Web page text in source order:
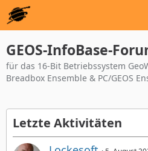
GEOS-InfoBase-
für das 16-Bit Betriebssystem
Breadbox Ensemble & PC/GEOS
Letzte Aktivitäten